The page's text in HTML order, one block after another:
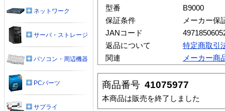
型番
B9000
保証条件
メーカー保
JANコード
返品について
特定商取引
関連
メーカー商
商品番号 41075977
本商品は販売を終了しました
ネットワーク
サーバ・ストレージ
パソコン・周辺機器
PCパーツ
サプライ